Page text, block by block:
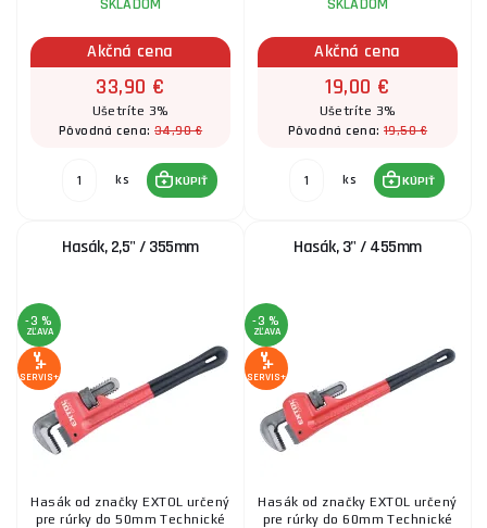
SKLADOM
Akčná cena
33,90 €
Ušetríte 3%
Pôvodná cena:34,90 €
ks KÚPIŤ
SKLADOM
Akčná cena
19,00 €
Ušetríte 3%
Pôvodná cena:19,50 €
ks KÚPIŤ
Hasák, 2,5" / 355mm
-3 %
ZĽAVA
SERVIS+
Hasák od značky EXTOL určený
pre rúrky do 50mm Technické
Hasák, 3" / 455mm
-3 %
ZĽAVA
SERVIS+
Hasák od značky EXTOL určený
pre rúrky do 60mm Technické